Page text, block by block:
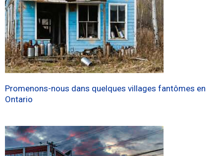
Promenons-nous dans quelques villages fantômes en
Ontario